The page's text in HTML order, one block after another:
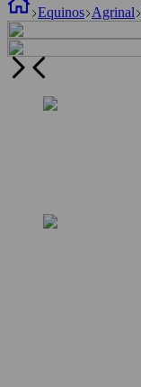
Equinos Agrinal